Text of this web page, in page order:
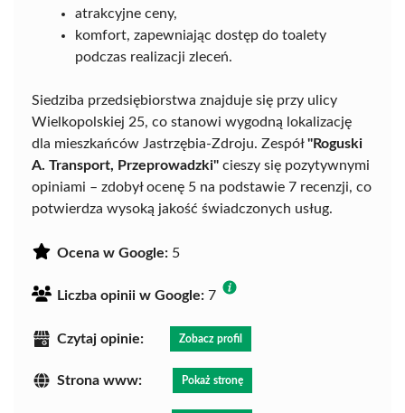
atrakcyjne ceny,
komfort, zapewniając dostęp do toalety
podczas realizacji zleceń.
Siedziba przedsiębiorstwa znajduje się przy ulicy
Wielkopolskiej 25, co stanowi wygodną lokalizację
dla mieszkańców Jastrzębia-Zdroju. Zespół"Roguski
A. Transport, Przeprowadzki" cieszy się pozytywnymi
opiniami – zdobył ocenę 5 na podstawie 7 recenzji, co
potwierdza wysoką jakość świadczonych usług.
Ocena w Google: 5
Liczba opinii w Google: 7
Czytaj opinie: Zobacz profil
Strona www: Pokaż stronę